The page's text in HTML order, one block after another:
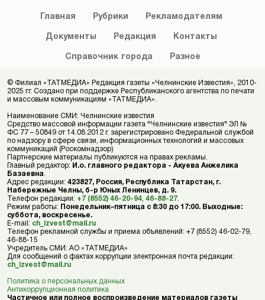
Главная Рубрики Рекламодателям
Документы Редакция Контакты
Справочник города Разное
© Филиал «ТАТМЕДИА» Редакция газеты «Челнинские Известия», 2010-
2025 гг. Создано при поддержке Республиканского агентства по печати
и массовым коммуникациям «ТАТМЕДИА».
Наименование СМИ: Челнинские известия
Средство массовой информации газета "Челнинские известия" ЭЛ №
ФС 77 – 50849 от 14.08.2012 г. зарегистрировано Федеральной службой
по надзору в сфере связи, информационных технологий и массовых
коммуникаций (Роскомнадзор)
Партнерские материалы публикуются на правах рекламы.
Главный редактор: И.о. главного редактора - Акуева Анжелика
Базаевна
Адрес редакции: 423827, Россия, Республика Татарстан, г.
Набережные Челны, б-р Юных Ленинцев, д. 9.
Телефон редакции: +7 (8552) 46-20-94 46-88-27
Режим работы: Понедельник–пятница с 8:30 до 17:00. Выходные:
суббота, воскресенье.
E-mail: ch_izvest@mail.ru
Телефон рекламной службы и приема объявлений: +7 (8552) 46-02-79,
46-88-15
Учредитель СМИ: АО «ТАТМЕДИА»
Для сообщений о фактах коррупции электронная почта редакции:
ch_izvest@mail.ru
Политика о персональных данных
Антикоррупционная политика
Частичное или полное воспроизведение материалов газеты